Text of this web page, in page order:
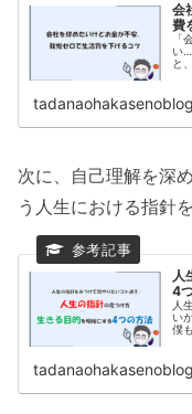
会
費
「
い
と
次に、自己理解を深
う人生における指針
人
4
人
い
僕